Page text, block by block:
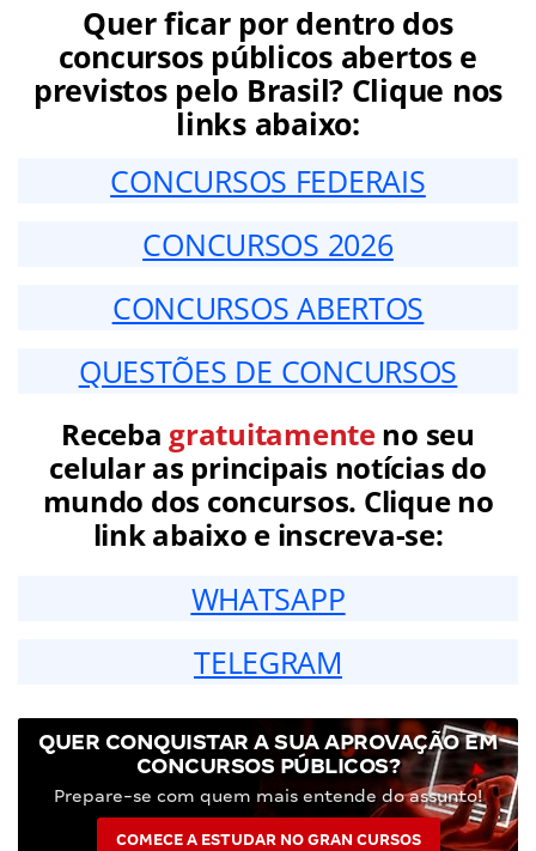
Quer ficar por dentro dos
concursos públicos abertos e
previstos pelo Brasil? Clique nos
links abaixo:
CONCURSOS FEDERAIS
CONCURSOS 2026
CONCURSOS ABERTOS
QUESTÕES DE CONCURSOS
Receba gratuitamenteno seu
celular as principais notícias do
mundo dos concursos. Clique no
link abaixo e inscreva-se:
WHATSAPP
TELEGRAM
QUER CONQUISTAR A SUA APROVAÇÃO EM
CONCURSOS PÚBLICOS?
Prepare-se com quem mais entende do assunto!
COMECE A ESTUDAR NO GRAN CURSOS